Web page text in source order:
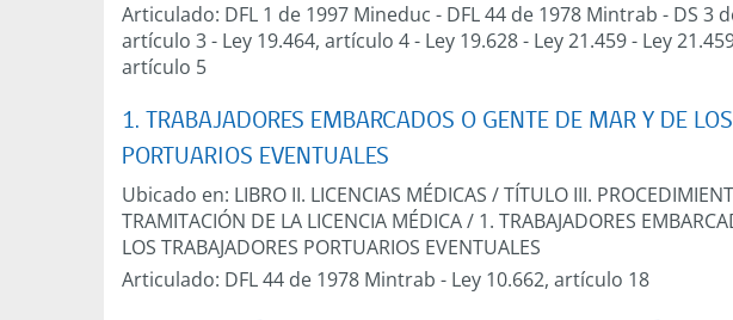
Articulado: DFL 1 de 1997 Mineduc - DFL 44 de 1978 Mintrab - DS 3
artículo 3- Ley 19.464, artículo 4- Ley 19.628- Ley 21.459- Ley
artículo 5
1. TRABAJADORES EMBARCADOS O GENTE DE MAR Y DE
PORTUARIOS EVENTUALES
Ubicado en: LIBRO II. LICENCIAS MÉDICAS /TÍTULO III.
TRAMITACIÓN DE LA LICENCIA MÉDICA/ 1. TRABAJADORES
LOS TRABAJADORES PORTUARIOS EVENTUALES
Articulado: DFL 44 de 1978 Mintrab - Ley 10.662, artículo 18